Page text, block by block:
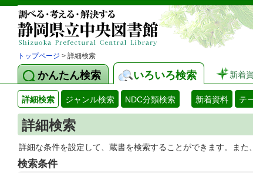
トップページ > 詳細検索
かんたん検索 いろいろ検索 新着
詳細検索 ジャンル検索 NDC分類検索 新着資料 テ
詳細検索
詳細な条件を設定して、蔵書を検索することができます。ま
検索条件